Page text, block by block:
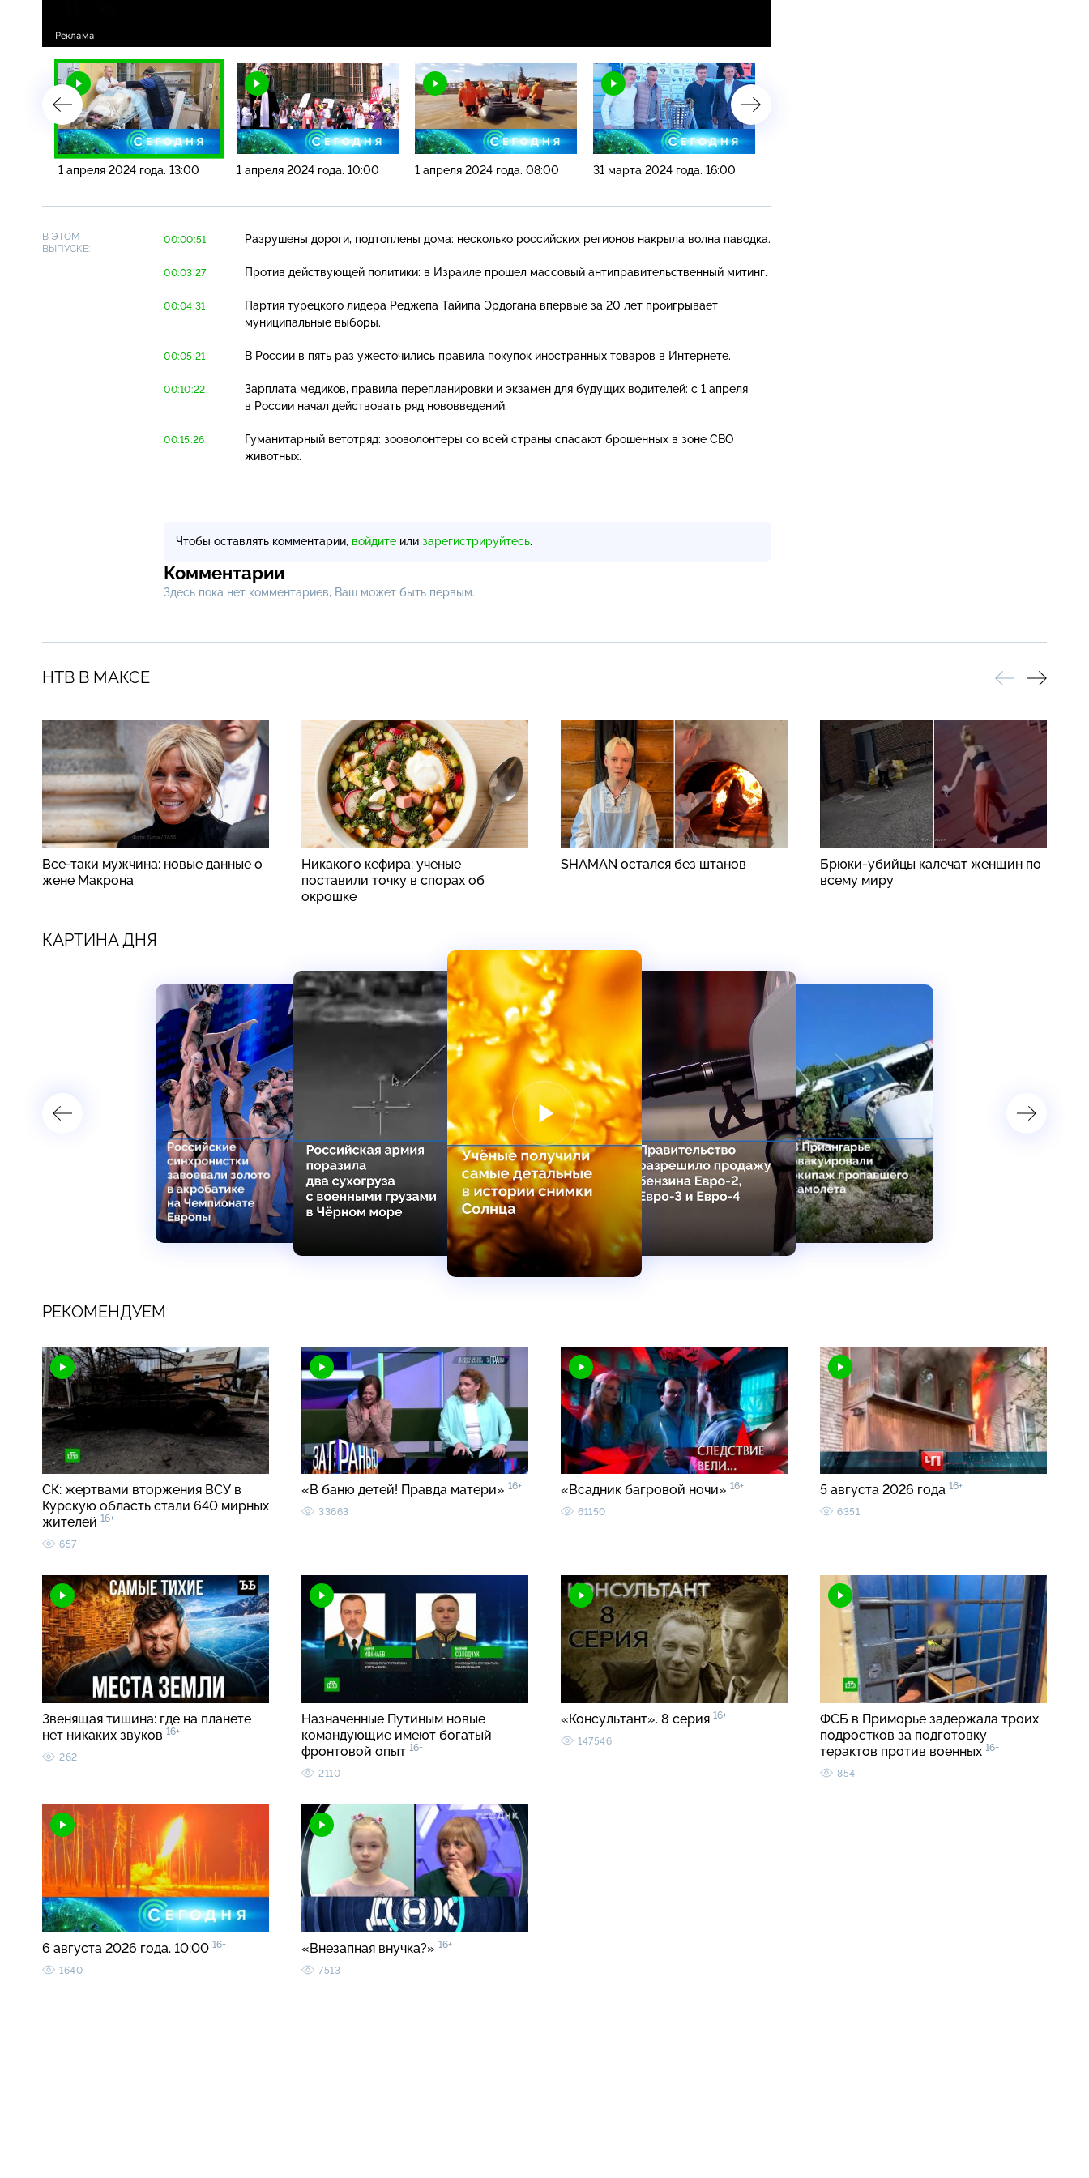
1 апреля 2024 года. 13:00 1 апреля 2024 года. 10:00 1 апреля 2024 года. 08:00 31 марта 2024 года. 16:00
В ЭТОМ
ВЫПУСКЕ:
00:00:51 Разрушены дороги, подтоплены дома: несколько российских регионов накрыла волна паводка.
00:03:27 Против действующей политики: в Израиле прошел массовый антиправительственный митинг.
00:04:31
Партия турецкого лидера Реджепа Тайипа Эрдогана впервые за 20 лет проигрывает
муниципальные выборы.
00:05:21 В России в пять раз ужесточились правила покупок иностранных товаров в Интернете.
00:10:22
Зарплата медиков, правила перепланировки и экзамен для будущих водителей: с 1 апреля
в России начал действовать ряд нововведений.
00:15:26
Гуманитарный ветотряд: зооволонтеры со всей страны спасают брошенных в зоне СВО
животных.
Чтобы оставлять комментарии, войдите или зарегистрируйтесь.
Комментарии
Здесь пока нет комментариев, Ваш может быть первым.
НТВ В МАКСЕ
Все-таки мужчина: новые данные о
жене Макрона
Никакого кефира: ученые
поставили точку в спорах об
окрошке
SHAMAN остался без штанов
Брюки-убийцы калечат женщин по
всему миру
КАРТИНА ДНЯ
РЕКОМЕНДУЕМ
СК: жертвами вторжения ВСУ в
Курскую область стали 640 мирных
жителей 16+
657
«В баню детей! Правда матери» 16+
33663
«Всадник багровой ночи» 16+
61150
5 августа 2026 года 16+
6351
Звенящая тишина: где на планете
нет никаких звуков 16+
262
Назначенные Путиным новые
командующие имеют богатый
фронтовой опыт 16+
2110
«Консультант». 8 серия 16+
147546
ФСБ в Приморье задержала троих
подростков за подготовку
терактов против военных 16+
854
6 августа 2026 года. 10:00 16+
1640
«Внезапная внучка?» 16+
7513